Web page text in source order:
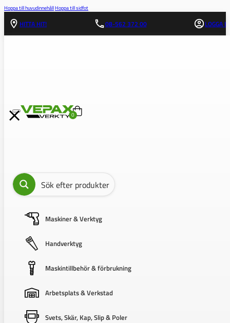
Hoppa till huvudinnehållHoppa till sidfot
HITTA HIT! 08-562 372 00 LOGGA IN
0
Maskiner & Verktyg
Handverktyg
Maskintillbehör & förbrukning
Arbetsplats & Verkstad
Svets, Skär, Kap, Slip & Poler